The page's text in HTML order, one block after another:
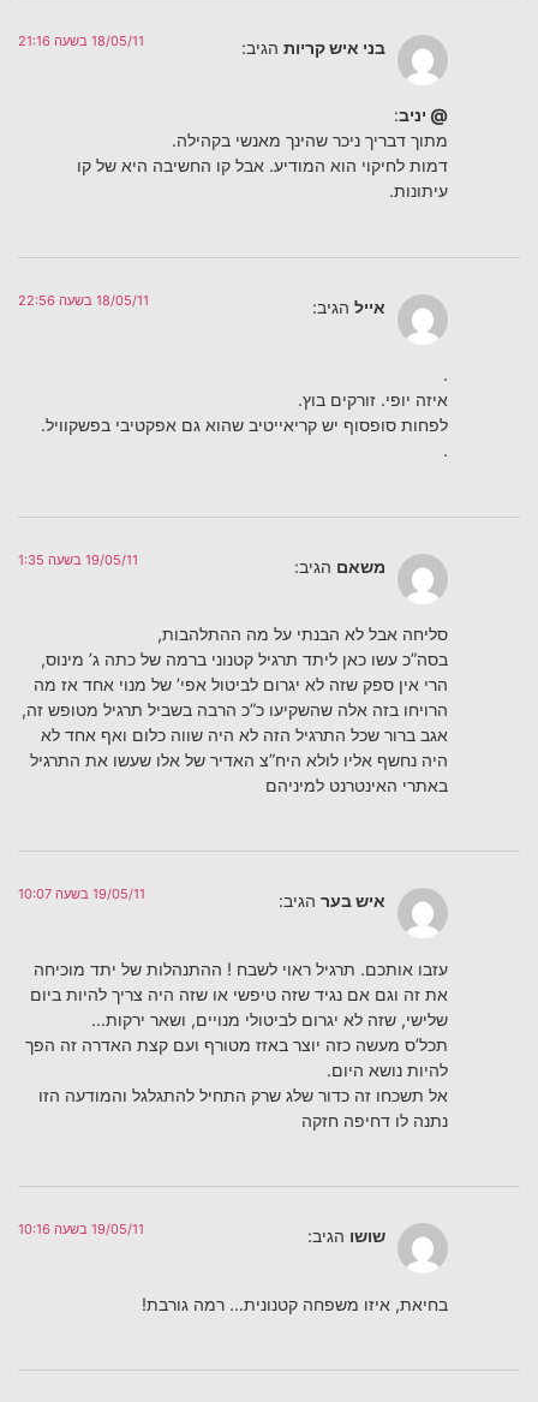
בני איש קריות הגיב: 18/05/11 בשעה 21:16
@ יניב:
מתוך דבריך ניכר שהינך מאנשי בקהילה.
דמות לחיקוי הוא המודיע. אבל קו החשיבה היא של קו
עיתונות.
אייל הגיב: 18/05/11 בשעה 22:56
.
איזה יופי. זורקים בוץ.
לפחות סופסוף יש קריאייטיב שהוא גם אפקטיבי בפשקוויל.
.
משאם הגיב: 19/05/11 בשעה 1:35
סליחה אבל לא הבנתי על מה ההתלהבות,
בסה”כ עשו כאן ליתד תרגיל קטנוני ברמה של כתה ג’ מינוס,
הרי אין ספק שזה לא יגרום לביטול אפי’ של מנוי אחד אז מה
הרויחו בזה אלה שהשקיעו כ”כ הרבה בשביל תרגיל מטופש זה,
אגב ברור שכל התרגיל הזה לא היה שווה כלום ואף אחד לא
היה נחשף אליו לולא היח”צ האדיר של אלו שעשו את התרגיל
באתרי האינטרנט למיניהם
איש בער הגיב: 19/05/11 בשעה 10:07
עזבו אותכם. תרגיל ראוי לשבח ! ההתנהלות של יתד מוכיחה
את זה וגם אם נגיד שזה טיפשי או שזה היה צריך להיות ביום
שלישי, שזה לא יגרום לביטולי מנויים, ושאר ירקות…
תכל’ס מעשה כזה יוצר באזז מטורף ועם קצת האדרה זה הפך
להיות נושא היום.
אל תשכחו זה כדור שלג שרק התחיל להתגלגל והמודעה הזו
נתנה לו דחיפה חזקה
שושו הגיב: 19/05/11 בשעה 10:16
בחיאת, איזו משפחה קטנונית… רמה גורבת!